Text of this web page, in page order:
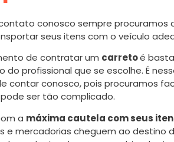
conosco sempre procuramos
seus itens com o veículo
de contratar um carretoé
profissional que se escolhe. É
contar conosco, pois procuramos
ser tão complicado.
a máxima cautela com seus
e mercadorias cheguem ao destino